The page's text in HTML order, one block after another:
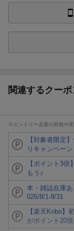
関連するクー
※エントリー必要の有無や
【対象者限定
りキャンペーン
【ポイント3
もう♪
本・雑誌在庫
026/8/1-8/31
【楽天Kobo】
がポイント20倍